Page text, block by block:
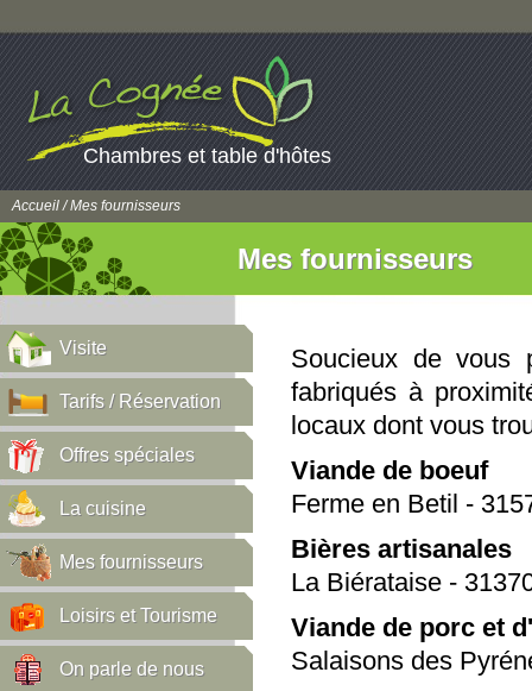
Chambres et table d'hôtes
Accueil/ Mes fournisseurs
Mes fournisseurs
Visite
Tarifs / Réservation
Offres spéciales
La cuisine
Mes fournisseurs
Loisirs et Tourisme
On parle de nous
Soucieux de vous
fabriqués à
locaux dont vous
Viande de boeuf
Ferme en Betil -
Bières artisanales
La Biérataise -
Viande de porc et
Salaisons des